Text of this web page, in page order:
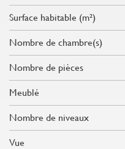
Surface habitable (m²)
Nombre de chambre(s)
Nombre de pièces
Meublé
Nombre de niveaux
Vue